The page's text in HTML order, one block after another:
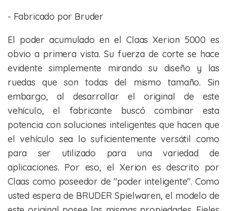
- Fabricado por Bruder
El poder acumulado en el Claas Xerion 5000 es
obvio a primera vista. Su fuerza de corte se hace
evidente simplemente mirando su diseño y las
ruedas que son todas del mismo tamaño. Sin
embargo, al desarrollar el original de este
vehículo, el fabricante buscó combinar esta
potencia con soluciones inteligentes que hacen que
el vehículo sea lo suficientemente versátil como
para ser utilizado para una variedad de
aplicaciones. Por eso, el Xerion es descrito por
Claas como poseedor de "poder inteligente". Como
usted espera de BRUDER Spielwaren, el modelo de